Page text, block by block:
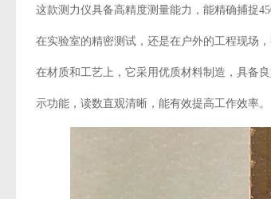
这款测力仪具备高精度测量能力，能精确捕捉
在实验室的精密测试，还是在户外的工程现场，
在材质和工艺上，它采用优质材料制造，具备
示功能，读数直观清晰，能有效提高工作效率。